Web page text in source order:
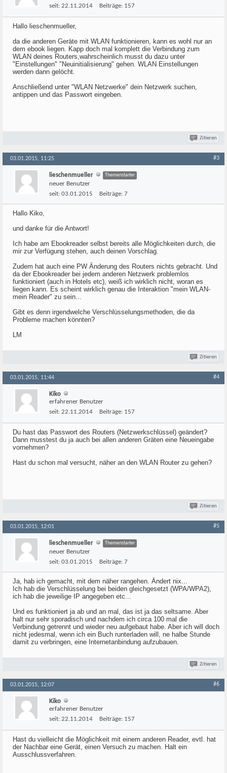
seit: 22.11.2014 Beiträge: 157
Hallo lieschenmueller,
da die anderen Geräte mit WLAN funktionieren, kann es wohl nur an
dem ebook liegen. Kapp doch mal komplett die Verbindung zum
WLAN deines Routers,wahrscheinlich musst du dazu unter
"Einstellungen" "Neuinitialisierung" gehen. WLAN Einstellungen
werden dann gelöcht.
Anschließend unter "WLAN Netzwerke" dein Netzwerk suchen,
antippen und das Passwort eingeben.
Zitieren
03.01.2015, 11:25 #3
lieschenmueller Themenstarter
neuer Benutzer
seit: 03.01.2015 Beiträge: 7
Hallo Kiko,
und danke für die Antwort!
Ich habe am Ebookreader selbst bereits alle Möglichkeiten durch, die
mir zur Verfügung stehen, auch deinen Vorschlag.
Zudem hat auch eine PW Änderung des Routers nichts gebracht. Und
da der Ebookreader bei jedem anderen Netzwerk problemlos
funktioniert (auch in Hotels etc), weiß ich wirklich nicht, woran es
liegen kann. Es scheint wirklich genau die Interaktion "mein WLAN-
mein Reader" zu sein...
Gibt es denn irgendwelche Verschlüsselungsmethoden, die da
Probleme machen könnten?
LM
Zitieren
03.01.2015, 11:44 #4
Kiko
erfahrener Benutzer
seit: 22.11.2014 Beiträge: 157
Du hast das Passwort des Routers (Netzwerkschlüssel) geändert?
Dann musstest du ja auch bei allen anderen Gräten eine Neueingabe
vornehmen?
Hast du schon mal versucht, näher an den WLAN Router zu gehen?
Zitieren
03.01.2015, 12:01 #5
lieschenmueller Themenstarter
neuer Benutzer
seit: 03.01.2015 Beiträge: 7
Ja, hab ich gemacht, mit dem näher rangehen. Ändert nix...
Ich hab die Verschlüsselung bei beiden gleichgesetzt (WPA/WPA2),
ich hab die jeweilige IP angegeben etc...
Und es funktioniert ja ab und an mal, das ist ja das seltsame. Aber
halt nur sehr sporadisch und nachdem ich circa 100 mal die
Verbindung getrennt und wieder neu aufgebaut habe. Aber ich will doch
nicht jedesmal, wenn ich ein Buch runterladen will, ne halbe Stunde
damit zu verbringen, eine Internetanbindung aufzubauen.
Zitieren
03.01.2015, 12:07 #6
Kiko
erfahrener Benutzer
seit: 22.11.2014 Beiträge: 157
Hast du vielleicht die Möglichkeit mit einem anderen Reader, evtl. hat
der Nachbar eine Gerät, einen Versuch zu machen. Halt ein
Ausschlussverfahren.